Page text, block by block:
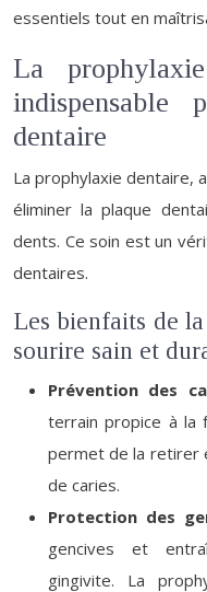
essentiels tout en
La
indispensable
dentaire
La prophylaxie dentaire,
éliminer la plaque
dents. Ce soin est un
dentaires.
Les bienfaits de
sourire sain et
Prévention des
terrain propice à la
permet de la retirer
de caries.
Protection des
gencives et
gingivite. La